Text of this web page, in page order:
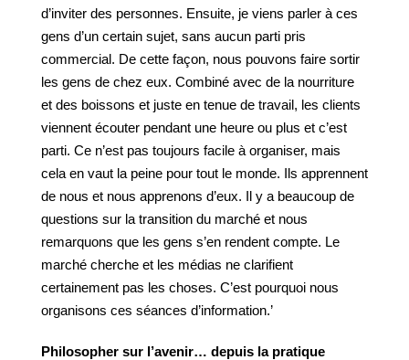
d’inviter des personnes. Ensuite, je viens parler à ces
gens d’un certain sujet, sans aucun parti pris
commercial. De cette façon, nous pouvons faire sortir
les gens de chez eux. Combiné avec de la nourriture
et des boissons et juste en tenue de travail, les clients
viennent écouter pendant une heure ou plus et c’est
parti. Ce n’est pas toujours facile à organiser, mais
cela en vaut la peine pour tout le monde. Ils apprennent
de nous et nous apprenons d’eux. Il y a beaucoup de
questions sur la transition du marché et nous
remarquons que les gens s’en rendent compte. Le
marché cherche et les médias ne clarifient
certainement pas les choses. C’est pourquoi nous
organisons ces séances d’information.’
Philosopher sur l’avenir… depuis la pratique